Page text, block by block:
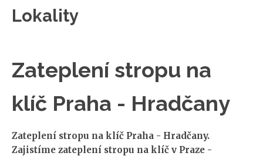
Lokality
Zateplení stropu na
klíč Praha - Hradčany
Zateplení stropu na klíč Praha - Hradčany.
Zajistíme zateplení stropu na klíč v Praze -